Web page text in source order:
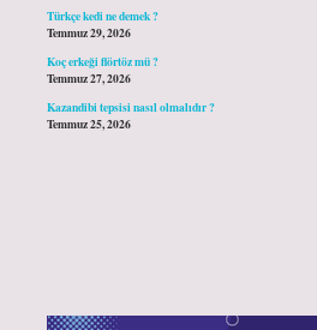
Türkçe kedi ne demek ?
Temmuz 29, 2026
Koç erkeği flörtöz mü ?
Temmuz 27, 2026
Kazandibi tepsisi nasıl olmalıdır ?
Temmuz 25, 2026